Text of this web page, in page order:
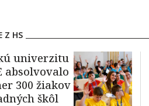
Z HS
univerzitu
absolvovalo
300 žiakov
škôl